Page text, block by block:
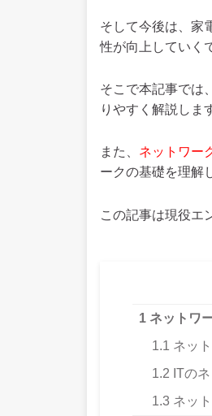
そして今後は、家
性が向上していく
そこで本記事では、
りやすく解説しま
また、 ネットワー
ークの基礎を理解
この記事は現役エ
1 ネットワ
1.1 ネッ
1.2 ITの
1.3 ネッ